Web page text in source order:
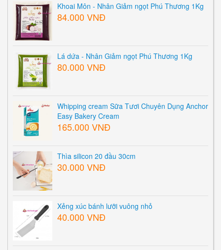
Khoai Môn - Nhân Giảm ngọt Phú Thương 1Kg
84.000 VNĐ
Lá dứa - Nhân Giảm ngọt Phú Thương 1Kg
80.000 VNĐ
Whipping cream Sữa Tươi Chuyên Dụng Anchor
Easy Bakery Cream
165.000 VNĐ
Thìa silicon 20 đầu 30cm
30.000 VNĐ
Xẻng xúc bánh lưỡi vuông nhỏ
40.000 VNĐ